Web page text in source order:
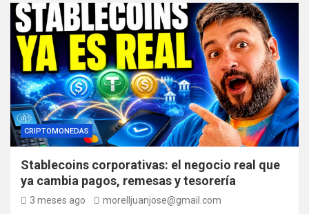
CRIPTOMONEDAS
Stablecoins corporativas: el negocio real que
ya cambia pagos, remesas y tesorería
3 meses ago morelljuanjose@gmail.com